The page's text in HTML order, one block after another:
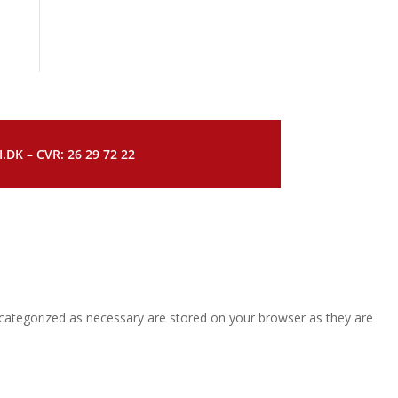
– CVR: 26 29 72 22
as necessary are stored on your browser as they are